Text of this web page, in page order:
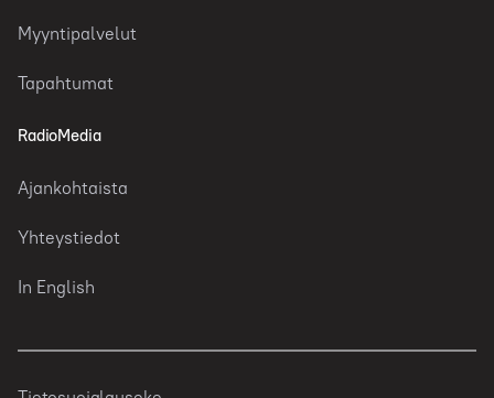
Myyntipalvelut
Tapahtumat
RadioMedia
Ajankohtaista
Yhteystiedot
In English